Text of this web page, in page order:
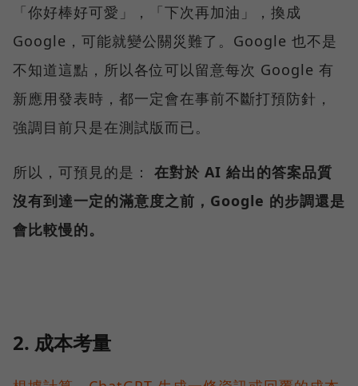
「你好棒好可愛」，「下次再加油」，換成
Google，可能就變公關災難了。Google 也不是
不知道這點，所以各位可以留意每次 Google 有
新應用發表時，都一定會在事前不斷打預防針，
強調目前只是在測試版而已。
所以，可預見的是： 在對於 AI 給出的答案品質
沒有到達一定的滿意度之前，Google 的步調還是
會比較慢的。
2. 成本考量